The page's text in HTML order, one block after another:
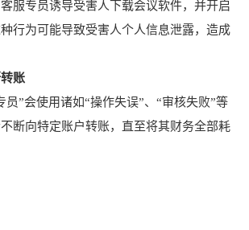
服专员诱导受害人下载会议软件，并开启
行为可能导致受害人个人信息泄露，造成
账
员”会使用诸如“操作失误”、“审核失败”等
断向特定账户转账，直至将其财务全部耗